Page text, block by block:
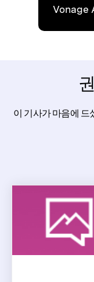
Vonage
이 기사가 마음에 드